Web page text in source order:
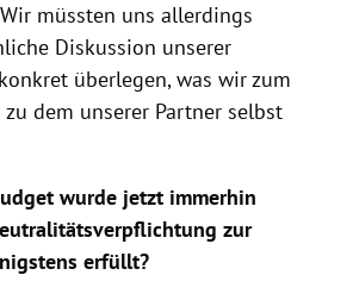
müssten uns allerdings
Diskussion unserer
überlegen, was wir zum
dem unserer Partner selbst
wurde jetzt immerhin
zur
erfüllt?